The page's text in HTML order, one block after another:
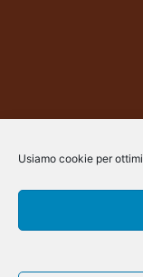
Usiamo cookie per